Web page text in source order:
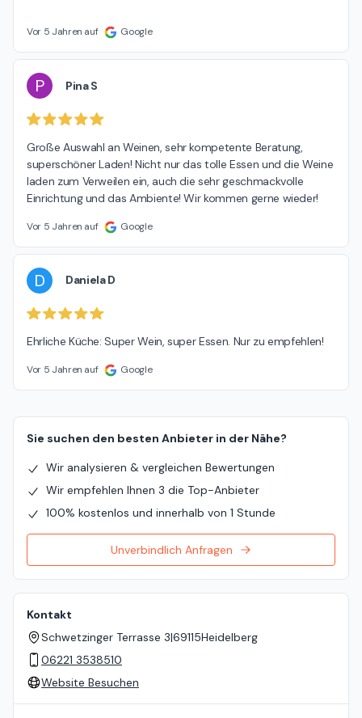
Vor 5 Jahren auf Google
P Pina S
Große Auswahl an Weinen, sehr kompetente Beratung,
superschöner Laden! Nicht nur das tolle Essen und die Weine
laden zum Verweilen ein, auch die sehr geschmackvolle
Einrichtung und das Ambiente! Wir kommen gerne wieder!
Vor 5 Jahren auf Google
D Daniela D
Ehrliche Küche: Super Wein, super Essen. Nur zu empfehlen!
Vor 5 Jahren auf Google
Sie suchen den besten Anbieter in der Nähe?
Wir analysieren & vergleichen Bewertungen
Wir empfehlen Ihnen 3 die Top-Anbieter
100% kostenlos und innerhalb von 1 Stunde
Unverbindlich Anfragen
Kontakt
Schwetzinger Terrasse 3|69115Heidelberg
06221 3538510
Website Besuchen